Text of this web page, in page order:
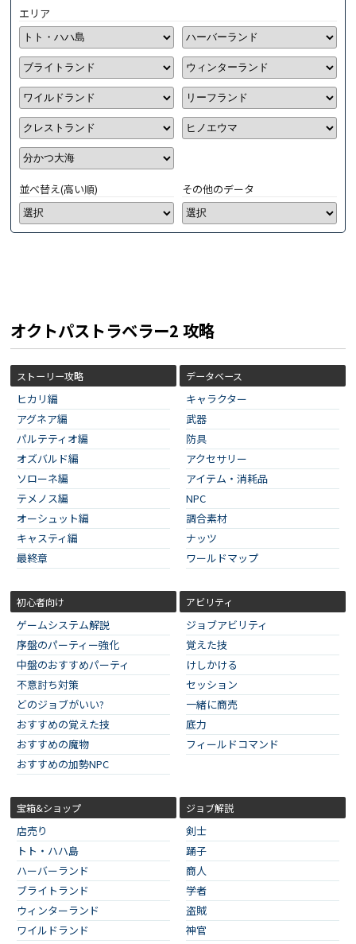
エリア
並べ替え(高い順) その他のデータ
オクトパストラベラー2 攻略
ストーリー攻略
ヒカリ編
アグネア編
パルテティオ編
オズバルド編
ソローネ編
テメノス編
オーシュット編
キャスティ編
最終章
データベース
キャラクター
武器
防具
アクセサリー
アイテム・消耗品
NPC
調合素材
ナッツ
ワールドマップ
初心者向け
ゲームシステム解説
序盤のパーティー強化
中盤のおすすめパーティ
不意討ち対策
どのジョブがいい?
おすすめの覚えた技
おすすめの魔物
おすすめの加勢NPC
アビリティ
ジョブアビリティ
覚えた技
けしかける
セッション
一緒に商売
底力
フィールドコマンド
宝箱&ショップ
店売り
トト・ハハ島
ハーバーランド
ブライトランド
ウィンターランド
ワイルドランド
ジョブ解説
剣士
踊子
商人
学者
盗賊
神官